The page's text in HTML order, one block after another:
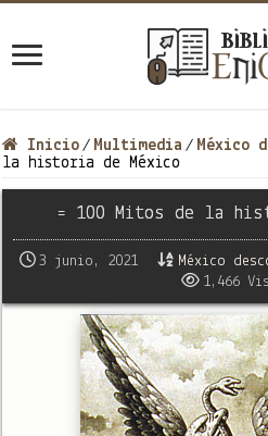
Inicio / Multimedia / México
la historia de México
= 100 Mitos de la
3 junio, 2021 México
1,466